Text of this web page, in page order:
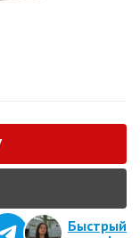
Быстрый